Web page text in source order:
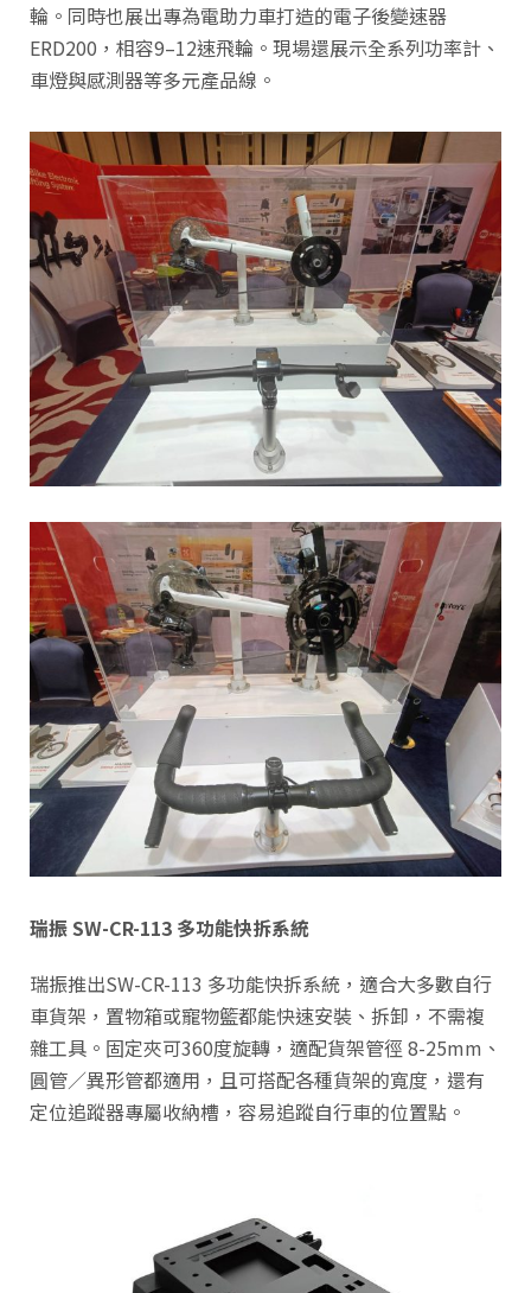
輪。同時也展出專為電助力車打造的電子後變速器
ERD200，相容9–12速飛輪。現場還展示全系列功率計、
車燈與感測器等多元產品線。
瑞振 SW-CR-113 多功能快拆系統
瑞振推出SW-CR-113 多功能快拆系統，適合大多數自行
車貨架，置物箱或寵物籃都能快速安裝、拆卸，不需複
雜工具。固定夾可360度旋轉，適配貨架管徑 8-25mm、
圓管／異形管都適用，且可搭配各種貨架的寬度，還有
定位追蹤器專屬收納槽，容易追蹤自行車的位置點。